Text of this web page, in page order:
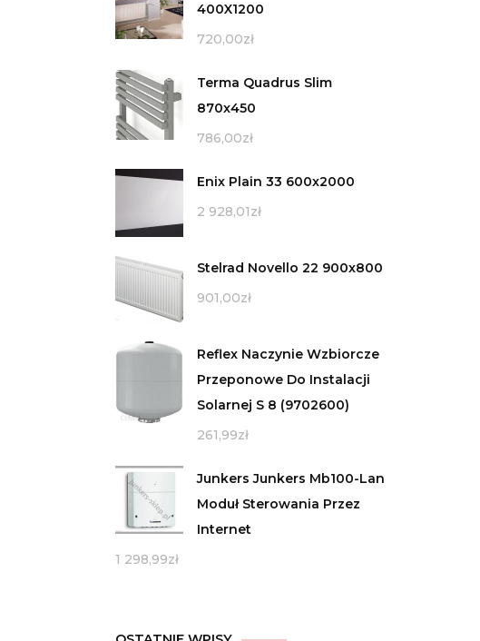
400X1200
720,00zł
Terma Quadrus Slim
870x450
786,00zł
Enix Plain 33 600x2000
2 928,01zł
Stelrad Novello 22 900x800
901,00zł
Reflex Naczynie Wzbiorcze
Przeponowe Do Instalacji
Solarnej S 8 (9702600)
261,99zł
Junkers Junkers Mb100-Lan
Moduł Sterowania Przez
Internet
1 298,99zł